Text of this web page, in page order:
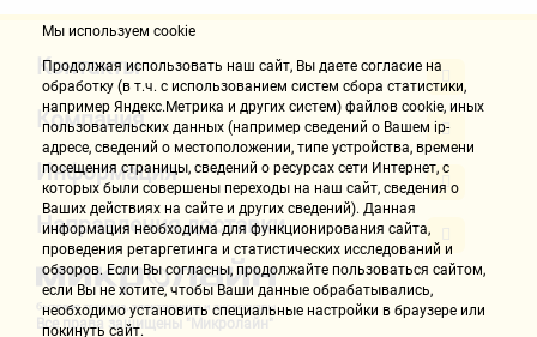
Контакты
Компания
Информация
Направления доставки
Все права защищены "Микролайн"
Мы используем cookie
Продолжая использовать наш cайт, Вы даете согласие на
обработку (в т.ч. с использованием систем сбора статистики,
например Яндекс.Метрика и других систем) файлов cookie, иных
пользовательских данных (например сведений о Вашем ip-
адресе, сведений о местоположении, типе устройства, времени
посещения страницы, сведений о ресурсах сети Интернет, с
которых были совершены переходы на наш сайт, сведения о
Ваших действиях на сайте и других сведений). Данная
информация необходима для функционирования сайта,
проведения ретаргетинга и статистических исследований и
обзоров. Если Вы согласны, продолжайте пользоваться сайтом,
если Вы не хотите, чтобы Ваши данные обрабатывались,
необходимо установить специальные настройки в браузере или
покинуть сайт.